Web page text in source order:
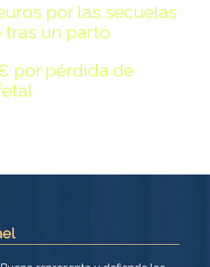
por las secuelas
tras un parto
por pérdida de